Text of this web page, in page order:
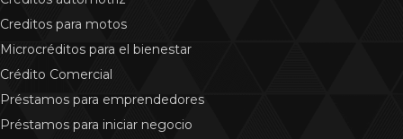
Creditos para motos
Microcréditos para el bienestar
Crédito Comercial
Préstamos para emprendedores
Préstamos para iniciar negocio